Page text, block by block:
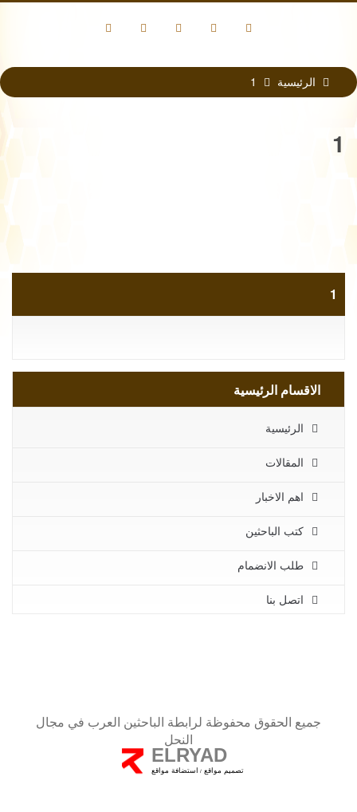
الرئيسية
1
1
الاقسام الرئيسية
الرئيسية
المقالات
اهم الاخبار
كتب الباحثين
طلب الانضمام
اتصل بنا
جميع الحقوق محفوظة لرابطة الباحثين العرب في مجال
النحل
ELRYAD
تصميم مواقع/ استضافة مواقع